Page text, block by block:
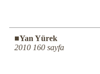
■Yan Yürek
2010 160 sayfa